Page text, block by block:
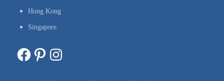
Hong Kong
Singapore
Facebook Pinterest Instagram